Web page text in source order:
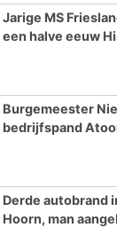
Jarige MS
een halve eeuw
Burgemeester
bedrijfspand
Derde autobrand
Hoorn, man